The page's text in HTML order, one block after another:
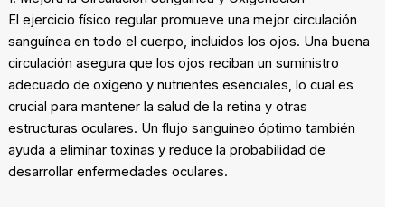
El ejercicio físico regular promueve una mejor circulación
sanguínea en todo el cuerpo, incluidos los ojos. Una buena
circulación asegura que los ojos reciban un suministro
adecuado de oxígeno y nutrientes esenciales, lo cual es
crucial para mantener la salud de la retina y otras
estructuras oculares. Un flujo sanguíneo óptimo también
ayuda a eliminar toxinas y reduce la probabilidad de
desarrollar enfermedades oculares.